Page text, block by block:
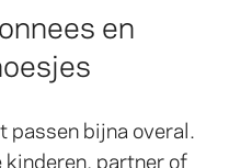
en
bijna overal.
partner of